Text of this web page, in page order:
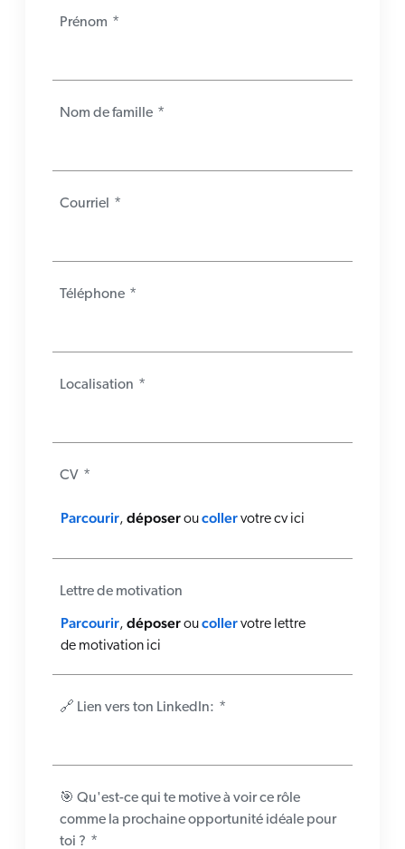
Prénom *
Nom de famille *
Courriel *
Téléphone *
Localisation *
CV *
Parcourir, déposeroucollervotre cv ici
Lettre de motivation
Parcourir, déposeroucollervotre lettre
de motivation ici
🔗 Lien vers ton LinkedIn: *
🎯 Qu'est-ce qui te motive à voir ce rôle
comme la prochaine opportunité idéale pour
toi ? *